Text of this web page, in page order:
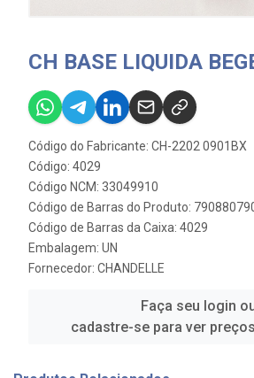
CH BASE LIQUIDA
Código do Fabricante: CH-2202 0901BX
Código: 4029
Código NCM: 33049910
Código de Barras do Produto:
Código de Barras da Caixa: 4029
Embalagem: UN
Fornecedor: CHANDELLE
Faça seu login
cadastre-se para ver